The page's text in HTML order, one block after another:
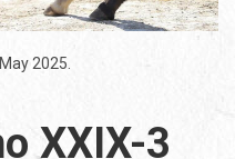
2025.
XXIX-3